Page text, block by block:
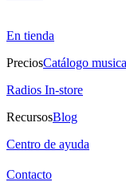
En tienda
PreciosCatálogo
Radios In-store
RecursosBlog
Centro de ayuda
Contacto